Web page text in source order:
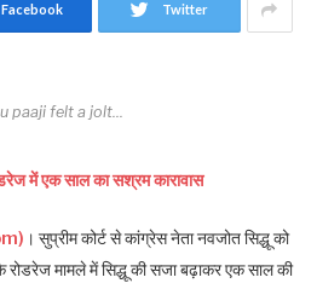
Facebook Twitter
paaji felt a jolt...
में एक साल का सश्रम कारावास
। सुप्रीम कोर्ट से कांग्रेस नेता नवजोत सिद्धू को
मामले में सिद्धू की सजा बढ़ाकर एक साल की